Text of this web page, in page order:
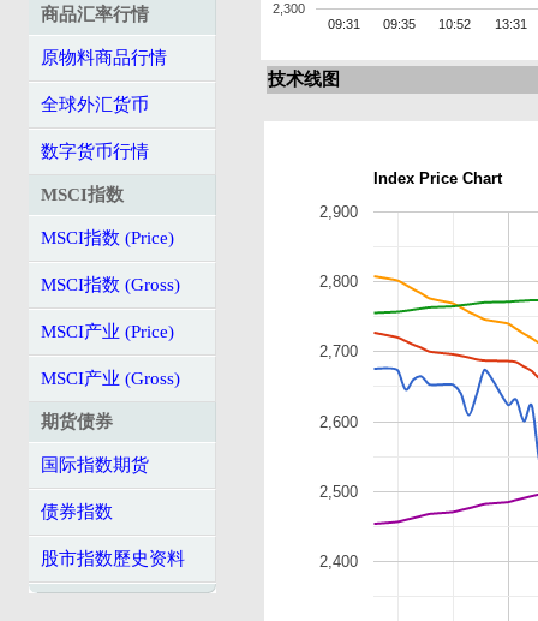
商品汇率行情
原物料商品行情
全球外汇货币
数字货币行情
MSCI指数
MSCI指数 (Price)
MSCI指数 (Gross)
MSCI产业 (Price)
MSCI产业 (Gross)
期货债券
国际指数期货
债券指数
股市指数歷史资料
09:31 09:35 10:52 13:31
2,300
技术线图
Index Price Chart
2,400
2,500
2,600
2,700
2,800
2,900